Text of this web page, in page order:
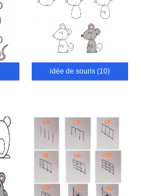
idée de souris (10)